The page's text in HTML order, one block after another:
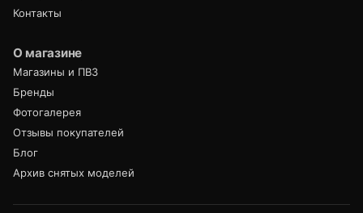
Контакты
О магазине
Магазины и ПВЗ
Бренды
Фотогалерея
Отзывы покупателей
Блог
Архив снятых моделей